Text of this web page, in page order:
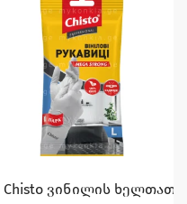
5 Pcs Provence
Chisto ვინილის